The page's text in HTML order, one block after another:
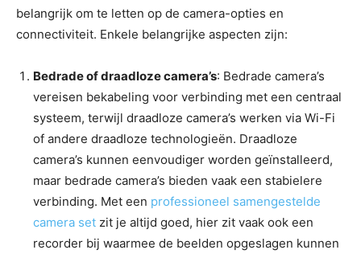
belangrijk om te letten op de camera-opties en
connectiviteit. Enkele belangrijke aspecten zijn:
Bedrade of draadloze camera’s: Bedrade camera’s
vereisen bekabeling voor verbinding met een centraal
systeem, terwijl draadloze camera’s werken via Wi-Fi
of andere draadloze technologieën. Draadloze
camera’s kunnen eenvoudiger worden geïnstalleerd,
maar bedrade camera’s bieden vaak een stabielere
verbinding. Met een professioneel samengestelde
camera set zit je altijd goed, hier zit vaak ook een
recorder bij waarmee de beelden opgeslagen kunnen